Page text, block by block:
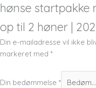
hønse startpakke
op til 2 høner |
Din e-mailadresse vil ikke
markeret med *
Din bedømmelse *